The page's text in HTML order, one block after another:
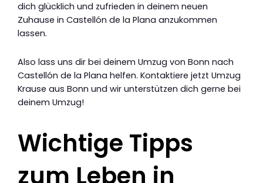
dich glücklich und zufrieden in deinem neuen
Zuhause in Castellón de la Plana anzukommen
lassen.
Also lass uns dir bei deinem Umzug von Bonn nach
Castellón de la Plana helfen. Kontaktiere jetzt Umzug
Krause aus Bonn und wir unterstützen dich gerne bei
deinem Umzug!
Wichtige Tipps
zum Leben in